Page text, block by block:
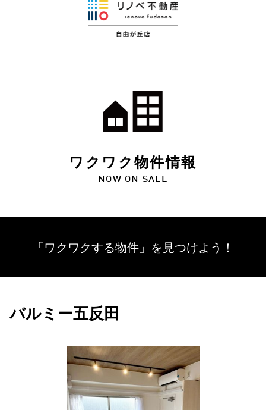
ワクワク物件情報
NOW ON SALE
「ワクワクする物件」を 見つけよう！
バルミー五反田